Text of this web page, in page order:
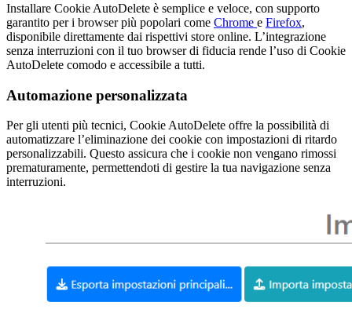
Installare Cookie AutoDelete è semplice e veloce, con supporto
garantito per i browser più popolari come Chrome e Firefox,
disponibile direttamente dai rispettivi store online. L’integrazione
senza interruzioni con il tuo browser di fiducia rende l’uso di Cookie
AutoDelete comodo e accessibile a tutti.
Automazione personalizzata
Per gli utenti più tecnici, Cookie AutoDelete offre la possibilità di
automatizzare l’eliminazione dei cookie con impostazioni di ritardo
personalizzabili. Questo assicura che i cookie non vengano rimossi
prematuramente, permettendoti di gestire la tua navigazione senza
interruzioni.